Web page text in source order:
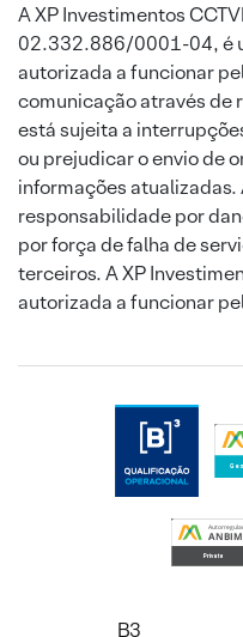
A XP Investimentos
02.332.886/0001-04, é
autorizada a funcionar
comunicação através de
está sujeita a
ou prejudicar o envio de
informações atualizadas.
responsabilidade por
por força de falha de
terceiros. A XP
autorizada a funcionar
B3